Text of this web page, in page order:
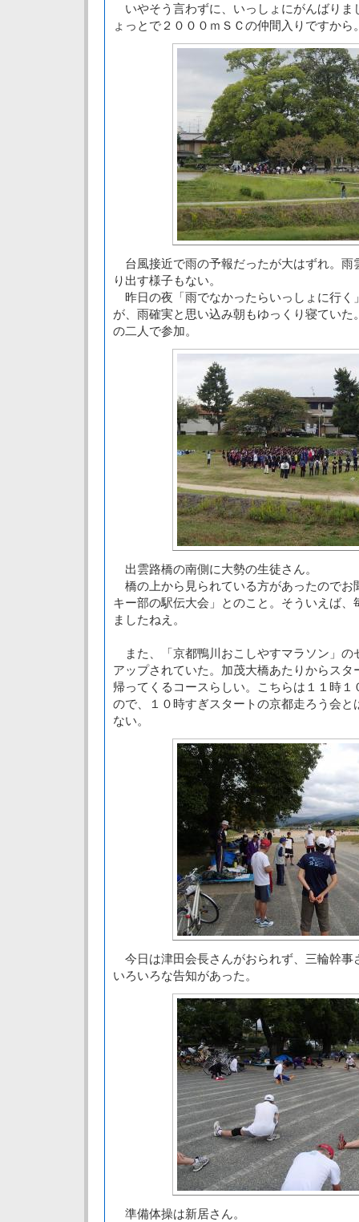
いやそう言わずに、いっしょにがんばりま
ょっとで２０００ｍＳＣの仲間入りですから
台風接近で雨の予報だったが大はずれ。雨
り出す様子もない。
昨日の夜「雨でなかったらいっしょに行く
が、雨確実と思い込み朝もゆっくり寝てい
の二人で参加。
出雲路橋の南側に大勢の生徒さん。
橋の上から見られている方があったのでお
キー部の駅伝大会」とのこと。そういえば
ましたねえ。
また、「京都鴨川おこしやすマラソン」の
アップされていた。加茂大橋あたりからス
帰ってくるコースらしい。こちらは１１時
ので、１０時すぎスタートの京都走ろう会と
ない。
今日は津田会長さんがおられず、三輪幹事
いろいろな告知があった。
準備体操は新居さん。